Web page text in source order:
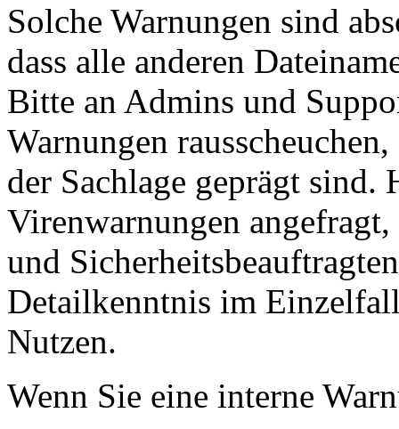
Solche Warnungen sind
dass alle anderen
Bitte an Admins und
Warnungen
der Sachlage geprägt
Virenwarnungen
und
Detailkenntnis im
Nutzen.
Wenn Sie eine interne